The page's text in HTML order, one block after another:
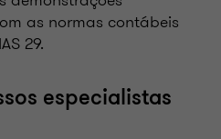
as normas contábeis
29.
especialistas